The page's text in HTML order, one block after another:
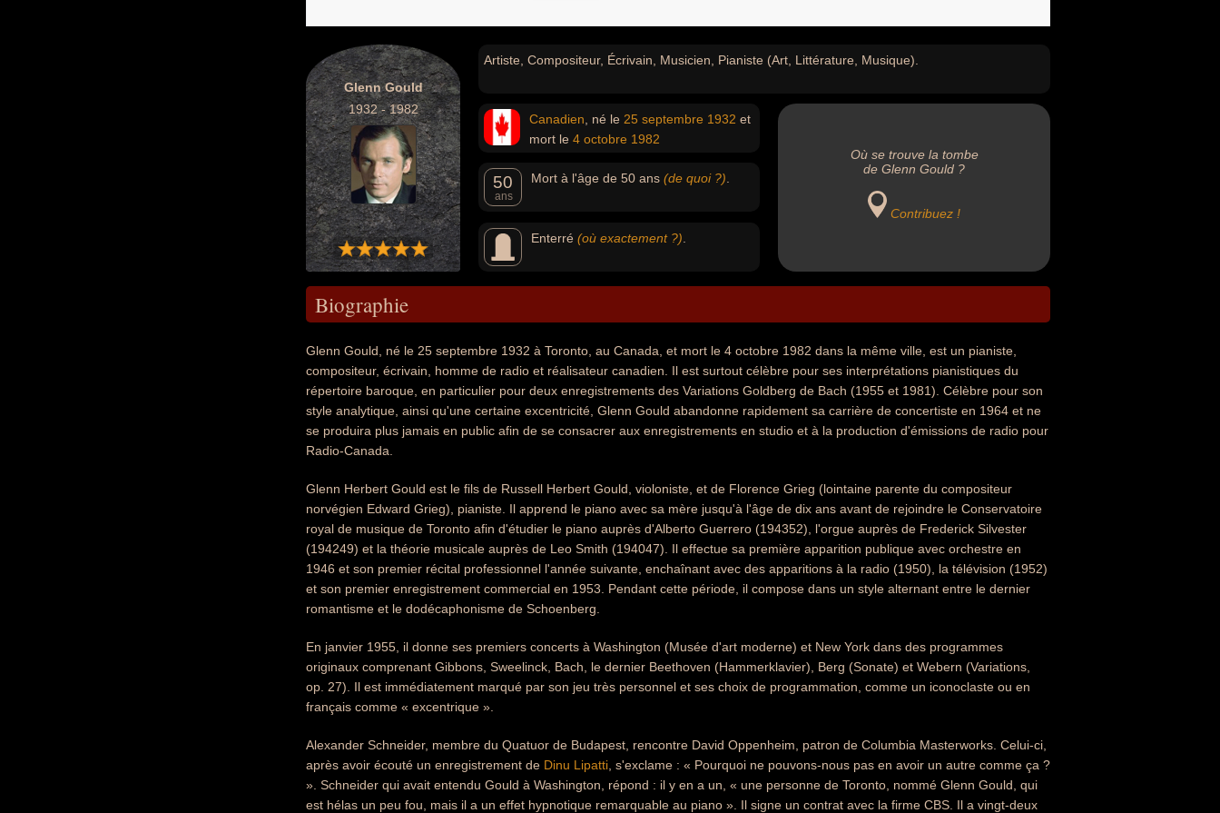
Glenn Gould
1932 - 1982
Artiste, Compositeur, Écrivain, Musicien, Pianiste (Art, Littérature, Musique).
Canadien , né le 25 septembre 1932 et
mort le 4 octobre 1982
50
ans
Mort à l'âge de 50 ans (de quoi ?)
Enterré (où exactement ?)
Où se trouve la tombe
de Glenn Gould ?
Contribuez !
Biographie
Glenn Gould, né le 25 septembre 1932 à Toronto, au Canada, et mort le 4 octobre 1982 dans la même ville, est un pianiste,
compositeur, écrivain, homme de radio et réalisateur canadien. Il est surtout célèbre pour ses interprétations pianistiques du
répertoire baroque, en particulier pour deux enregistrements des Variations Goldberg de Bach (1955 et 1981). Célèbre pour son
style analytique, ainsi qu'une certaine excentricité, Glenn Gould abandonne rapidement sa carrière de concertiste en 1964 et ne
se produira plus jamais en public afin de se consacrer aux enregistrements en studio et à la production d'émissions de radio pour
Radio-Canada.
Glenn Herbert Gould est le fils de Russell Herbert Gould, violoniste, et de Florence Grieg (lointaine parente du compositeur
norvégien Edward Grieg), pianiste. Il apprend le piano avec sa mère jusqu'à l'âge de dix ans avant de rejoindre le Conservatoire
royal de musique de Toronto afin d'étudier le piano auprès d'Alberto Guerrero (194352), l'orgue auprès de Frederick Silvester
(194249) et la théorie musicale auprès de Leo Smith (194047). Il effectue sa première apparition publique avec orchestre en
1946 et son premier récital professionnel l'année suivante, enchaînant avec des apparitions à la radio (1950), la télévision (1952)
et son premier enregistrement commercial en 1953. Pendant cette période, il compose dans un style alternant entre le dernier
romantisme et le dodécaphonisme de Schoenberg.
En janvier 1955, il donne ses premiers concerts à Washington (Musée d'art moderne) et New York dans des programmes
originaux comprenant Gibbons, Sweelinck, Bach, le dernier Beethoven (Hammerklavier), Berg (Sonate) et Webern (Variations,
op. 27). Il est immédiatement marqué par son jeu très personnel et ses choix de programmation, comme un iconoclaste ou en
français comme « excentrique ».
Alexander Schneider, membre du Quatuor de Budapest, rencontre David Oppenheim, patron de Columbia Masterworks. Celui-ci,
après avoir écouté un enregistrement de Dinu Lipatti , s'exclame : « Pourquoi ne pouvons-nous pas en avoir un autre comme ça ?
». Schneider qui avait entendu Gould à Washington, répond : il y en a un, « une personne de Toronto, nommé Glenn Gould, qui
est hélas un peu fou, mais il a un effet hypnotique remarquable au piano ». Il signe un contrat avec la firme CBS. Il a vingt-deux